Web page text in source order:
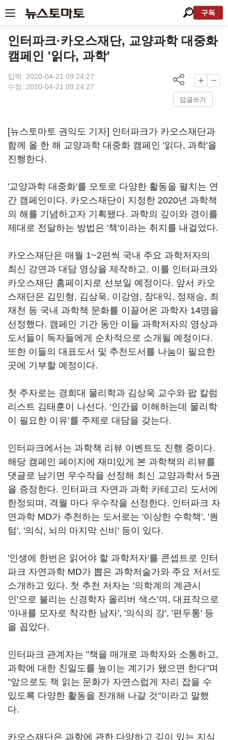
구독
인터파크·카오스재단, 교양과학 대중화
캠페인 '읽다, 과학'
입력: 2020-04-21 09:24:27
수정: 2020-04-21 09:24:27
답글쓰기
[뉴스토마토 권익도 기자] 인터파크가 카오스재단과
함께 올 한 해 교양과학 대중화 캠페인 '읽다, 과학'을
진행한다.
'교양과학 대중화'를 모토로 다양한 활동을 펼치는 연
간 캠페인이다. 카오스재단이 지정한 2020년 과학책
의 해를 기념하고자 기획됐다. 과학의 깊이와 경이를
제대로 전달하는 방법은 '책'이라는 취지를 내걸었다.
카오스재단은 매월 1~2편씩 국내 주요 과학저자의
최신 강연과 대담 영상을 제작하고, 이를 인터파크와
카오스재단 홈페이지로 선보일 예정이다. 앞서 카오
스재단은 김민형, 김상욱, 이강영, 장대익, 정재승, 최
재천 등 국내 과학책 문화를 이끌어온 과학자 14명을
선정했다. 캠페인 기간 동안 이들 과학저자의 영상과
도서들이 독자들에게 순차적으로 소개될 예정이다.
또한 이들의 대표도서 및 추천도서를 나눔이 필요한
곳에 기부할 예정이다.
첫 주자로는 경희대 물리학과 김상욱 교수와 팝 칼럼
리스트 김태훈이 나선다. ‘인간을 이해하는데 물리학
이 필요한 이유’를 주제로 대담을 갖는다.
인터파크에서는 과학책 리뷰 이벤트도 진행 중이다.
해당 캠페인 페이지에 재미있게 본 과학책의 리뷰를
댓글로 남기면 우수작을 선정해 최신 교양과학서 5권
을 증정한다. 인터파크 자연과 과학 카테고리 도서에
한정되며, 격월 마다 우수작을 선정한다. 인터파크 자
연과학 MD가 추천하는 도서로는 '이상한 수학책', '퀀
텀', '의식, 뇌의 마지막 신비' 등이 있다.
'인생에 한번은 읽어야 할 과학저자'를 콘셉트로 인터
파크 자연과학 MD가 뽑은 과학저술가와 주요 저서도
소개하고 있다. 첫 추천 저자는 '의학계의 계관시
인'으로 불리는 신경학자 올리버 색스’며, 대표작으로
'아내를 모자로 착각한 남자', '의식의 강', '편두통' 등
을 꼽았다.
인터파크 관계자는 "책을 매개로 과학자와 소통하고,
과학에 대한 친밀도를 높이는 계기가 됐으면 한다"며
"앞으로도 책 읽는 문화가 자연스럽게 자리 잡을 수
있도록 다양한 활동을 전개해 나갈 것"이라고 말했
다.
카오스재단은 과학에 관한 다양하고 깊이 있는 지식